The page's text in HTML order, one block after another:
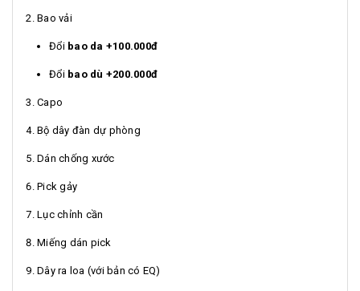
Bao vải
Đổi bao da +100.000đ
Đổi bao dù +200.000đ
Capo
Bộ dây đàn dự phòng
Dán chống xước
Pick gảy
Lục chỉnh cần
Miếng dán pick
Dây ra loa (với bản có EQ)